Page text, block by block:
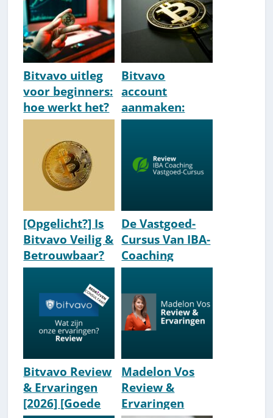
Bitvavo uitleg
voor beginners:
hoe werkt het?
[How-To]
Bitvavo
account
aanmaken:
how-to [2026]
[Opgelicht?] Is
Bitvavo Veilig &
Betrouwbaar?
De Vastgoed-
Cursus Van IBA-
Coaching
Review/Ervarin
Bitvavo Review
& Ervaringen
[2026] [Goede
Madelon Vos
Review &
Ervaringen